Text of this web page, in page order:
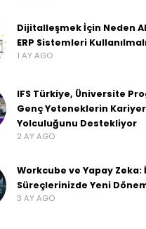
Dijitalleşmek İçin Neden
ERP Sistemleri
1 AY AGO
IFS Türkiye, Üniversite
Genç Yeteneklerin Kariyer
Yolculuğunu Destekliyor
2 AY AGO
Workcube ve Yapay Zeka:
Süreçlerinizde Yeni
3 AY AGO